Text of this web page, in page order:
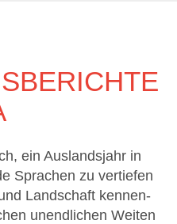
ein Auslandsjahr in
Sprachen zu vertiefen
Landschaft kennen-
unendlichen Weiten